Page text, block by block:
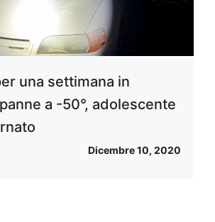
una settimana in
a -50°, adolescente
Dicembre 10, 2020